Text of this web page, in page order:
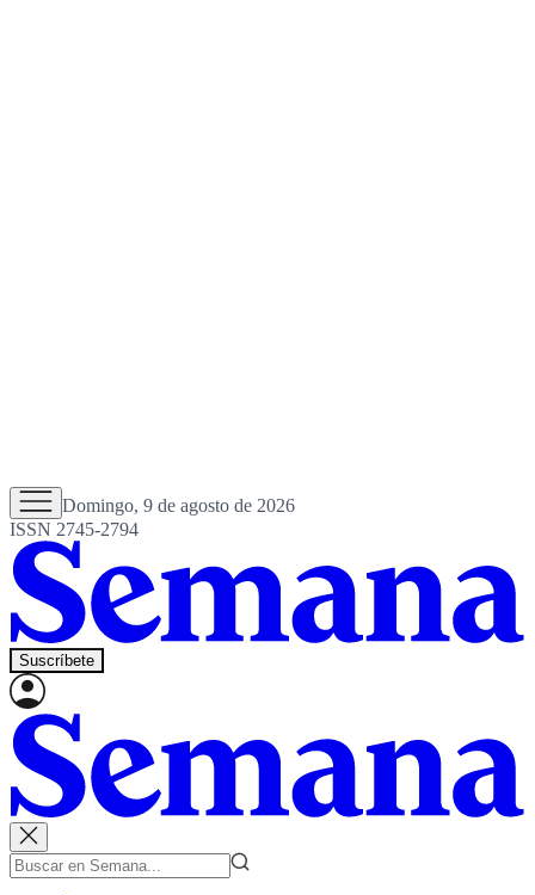
Domingo, 9 de agosto de 2026
ISSN 2745-2794
Suscríbete